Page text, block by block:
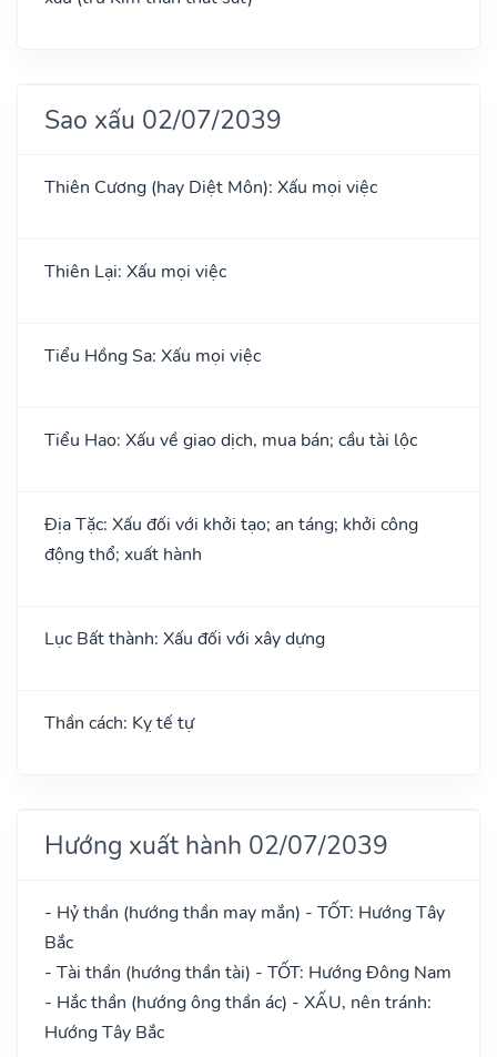
Sao xấu 02/07/2039
Thiên Cương (hay Diệt Môn): Xấu mọi việc
Thiên Lại: Xấu mọi việc
Tiểu Hồng Sa: Xấu mọi việc
Tiểu Hao: Xấu về giao dịch, mua bán; cầu tài lộc
Địa Tặc: Xấu đối với khởi tạo; an táng; khởi công
động thổ; xuất hành
Lục Bất thành: Xấu đối với xây dựng
Thần cách: Kỵ tế tự
Hướng xuất hành 02/07/2039
- Hỷ thần (hướng thần may mắn) - TỐT: Hướng Tây
Bắc
- Tài thần (hướng thần tài) - TỐT: Hướng Đông Nam
- Hắc thần (hướng ông thần ác) - XẤU, nên tránh:
Hướng Tây Bắc